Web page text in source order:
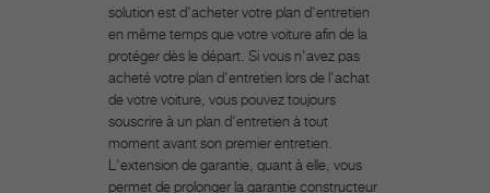
solution est d'acheter votre plan d'entretien
en même temps que votre voiture afin de la
protéger dès le départ. Si vous n'avez pas
acheté votre plan d'entretien lors de l'achat
de votre voiture, vous pouvez toujours
souscrire à un plan d'entretien à tout
moment avant son premier entretien.
L'extension de garantie, quant à elle, vous
permet de prolonger la garantie constructeur